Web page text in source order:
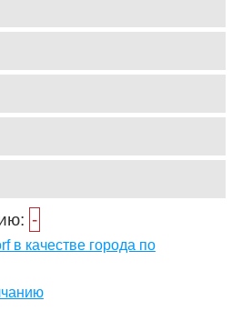
-
в качестве города по